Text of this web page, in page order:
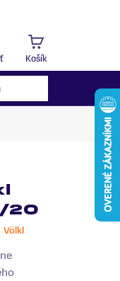
Košík
20
Völkl